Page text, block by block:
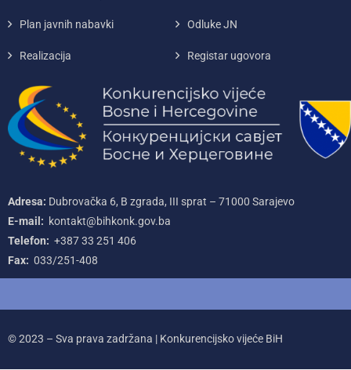
Plan javnih nabavki Odluke JN
Realizacija Registar ugovora
Adresa: Dubrovačka 6, B zgrada, III sprat – 71000‌ Sarajevo
E-mail: kontakt@bihkonk.gov.ba
Telefon: +387‌ 33‌ 251‌ 406
Fax: 033/251-408
© 2023 – Sva prava zadržana | Konkurencijsko vijeće BiH